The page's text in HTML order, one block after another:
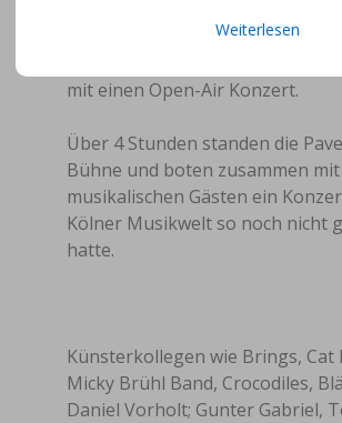
Am 02.06.13 feierten die Paveier im
mit einen Open-Air Konzert.
Über 4 Stunden standen die
Bühne und boten zusammen
musikalischen Gästen ein
Kölner Musikwelt so noch nicht
hatte.
Künsterkollegen wie Brings, Cat
Micky Brühl Band, Crocodiles,
Daniel Vorholt; Gunter Gabriel,
Weiterlesen